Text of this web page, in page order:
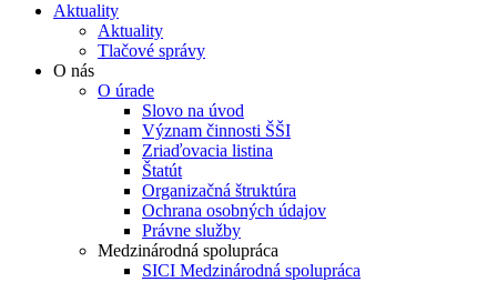
Aktuality
Aktuality
Tlačové správy
O nás
O úrade
Slovo na úvod
Význam činnosti ŠŠI
Zriaďovacia listina
Štatút
Organizačná štruktúra
Ochrana osobných údajov
Právne služby
Medzinárodná spolupráca
SICI Medzinárodná spolupráca